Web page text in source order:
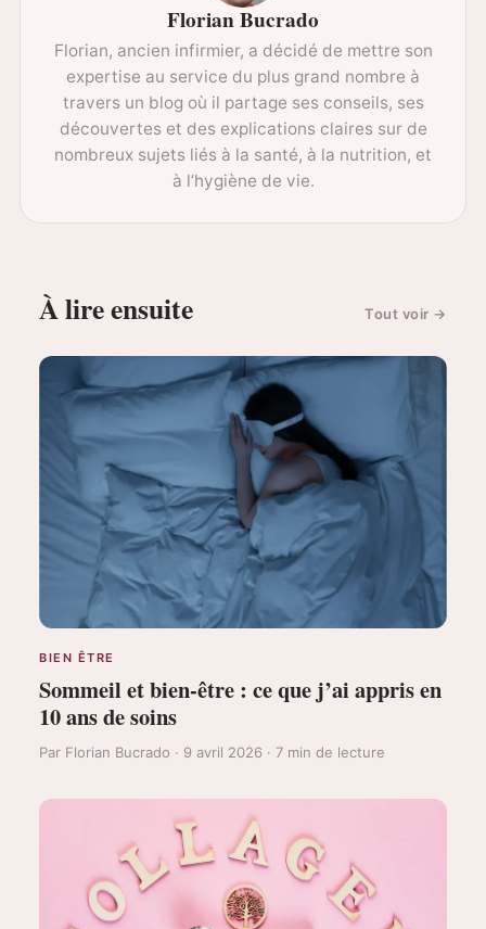
Florian Bucrado
Florian, ancien infirmier, a décidé de mettre son
expertise au service du plus grand nombre à
travers un blog où il partage ses conseils, ses
découvertes et des explications claires sur de
nombreux sujets liés à la santé, à la nutrition, et
à l’hygiène de vie.
À lire ensuite Tout voir →
BIEN ÊTRE
Sommeil et bien-être : ce que j’ai appris en
10 ans de soins
Par Florian Bucrado · 9 avril 2026 · 7 min de lecture